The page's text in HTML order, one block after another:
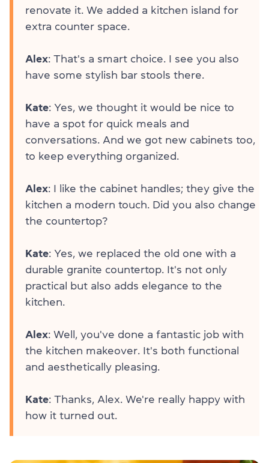
renovate it. We added a kitchen island for
extra counter space.
Alex: That's a smart choice. I see you also
have some stylish bar stools there.
Kate: Yes, we thought it would be nice to
have a spot for quick meals and
conversations. And we got new cabinets too,
to keep everything organized.
Alex: I like the cabinet handles; they give the
kitchen a modern touch. Did you also change
the countertop?
Kate: Yes, we replaced the old one with a
durable granite countertop. It's not only
practical but also adds elegance to the
kitchen.
Alex: Well, you've done a fantastic job with
the kitchen makeover. It's both functional
and aesthetically pleasing.
Kate: Thanks, Alex. We're really happy with
how it turned out.